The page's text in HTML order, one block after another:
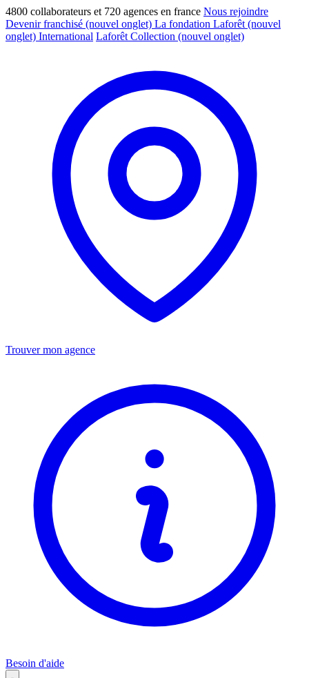
4800 collaborateurs et 720 agences en france Nous rejoindre
Devenir franchisé (nouvel onglet) La fondation Laforêt (nouvel
onglet) International Laforêt Collection (nouvel onglet)
Trouver mon agence
Besoin d'aide